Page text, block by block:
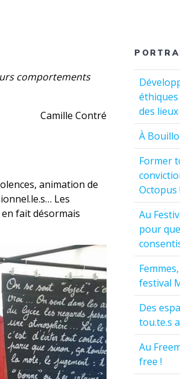
comportements
Camille Contré
animation de
Les
fait désormais
des
À
Former
Octopus !
Au
pour
festival
Des
tou.te.s
Au
free !